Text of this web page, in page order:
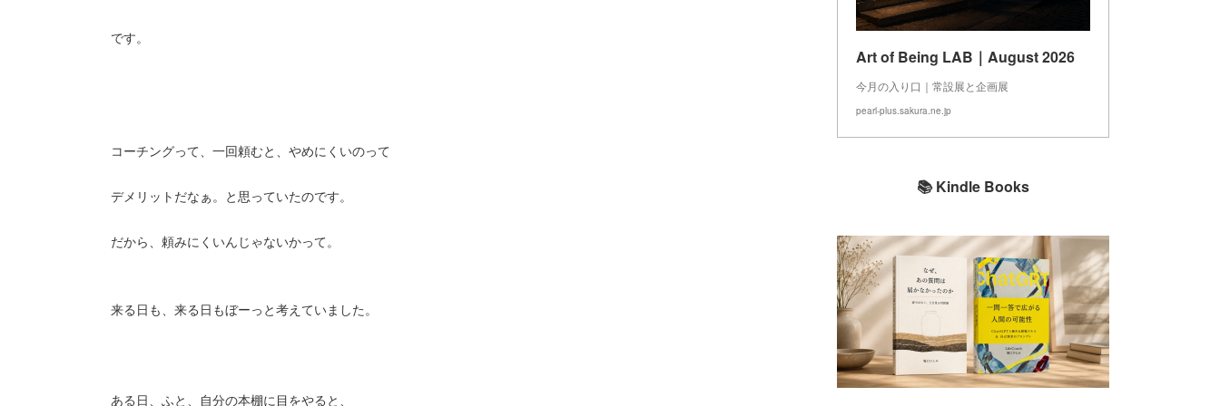
です。
コーチングって、一回頼むと、やめにくいのって
デメリットだなぁ。と思っていたのです。
だから、頼みにくいんじゃないかって。
来る日も、来る日もぼーっと考えていました。
ある日、ふと、自分の本棚に目をやると、
Art of Being LAB｜August 2026
今月の入り口｜常設展と企画展
pearl-plus.sakura.ne.jp
📚 Kindle Books